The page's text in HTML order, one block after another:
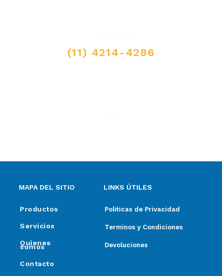
(11) 4214-4286
MAPA DEL SITIO
Productos
Servicios
Quienes
somos
Contacto
LINKS ÚTILES
Politicas de Privacidad
Terminos y Condiciones
Devoluciones